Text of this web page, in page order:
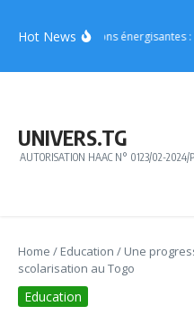
Hot NewsBoissons énergisantes :
UNIVERS.TG
AUTORISATION HAAC N° 0123/02-2024/
Home / Education / Une
scolarisation au Togo
Education